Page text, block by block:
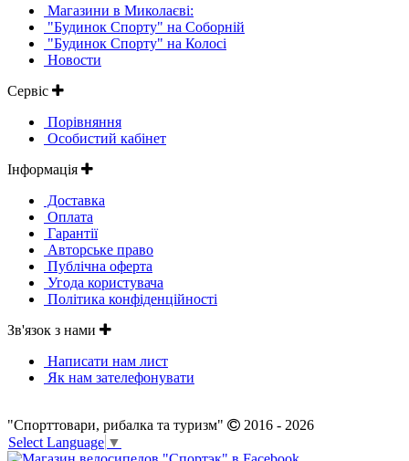
Магазини в Миколаєві:
"Будинок Спорту" на Соборній
"Будинок Спорту" на Колосі
Новости
Сервіс
Порівняння
Особистий кабінет
Інформація
Доставка
Оплата
Гарантії
Авторське право
Публічна оферта
Угода користувача
Політика конфіденційності
Зв'язок з нами
Написати нам лист
Як нам зателефонувати
"Спорттовари, рибалка та туризм"
2016 - 2026
Select Language ▼